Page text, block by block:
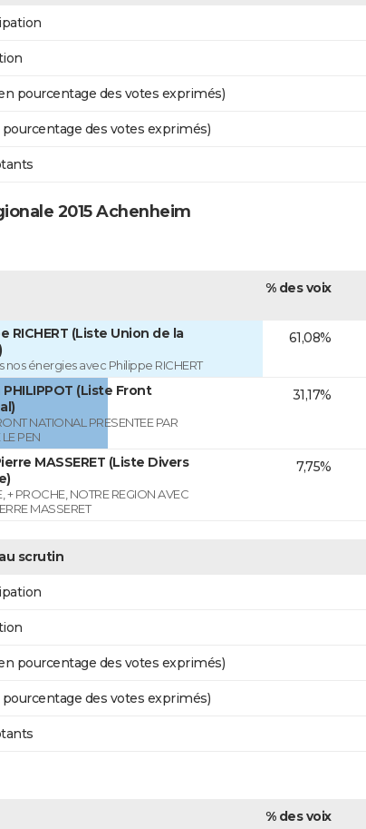
pourcentage des votes exprimés)
des votes exprimés)
2015 Achenheim
% des voix
RICHERT (Liste Union de la
nos énergies avec Philippe RICHERT
61,08%
PHILIPPOT (Liste Front
NATIONAL PRESENTEE PAR
PEN
31,17%
MASSERET (Liste Divers
+ PROCHE, NOTRE REGION AVEC
MASSERET
7,75%
scrutin
pourcentage des votes exprimés)
des votes exprimés)
% des voix